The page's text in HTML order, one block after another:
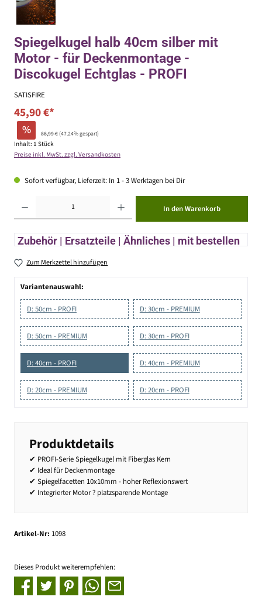
Spiegelkugel halb 40cm silber mit
Motor - für Deckenmontage -
Discokugel Echtglas - PROFI
SATISFIRE
45,90 €*
% 86,99 €(47.24% gespart)
Inhalt: 1 Stück
Preise inkl. MwSt. zzgl. Versandkosten
Sofort verfügbar, Lieferzeit: In 1 - 3 Werktagen bei Dir
In den Warenkorb
Zubehör | Ersatzteile | Ähnliches | mit bestellen
Zum Merkzettel hinzufügen
Variantenauswahl:
D: 50cm - PROFI D: 30cm - PREMIUM
D: 50cm - PREMIUM D: 30cm - PROFI
D: 40cm - PROFI D: 40cm - PREMIUM
D: 20cm - PREMIUM D: 20cm - PROFI
Produktdetails
✔ PROFI-Serie Spiegelkugel mit Fiberglas Kern
✔ Ideal für Deckenmontage
✔ Spiegelfacetten 10x10mm - hoher Reflexionswert
✔ Integrierter Motor ? platzsparende Montage
Artikel-Nr: 1098
Dieses Produkt weiterempfehlen: